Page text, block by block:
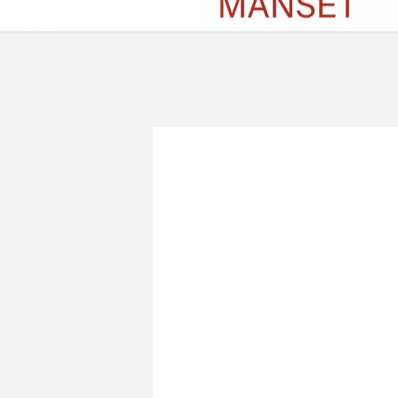
İletişim Çerez Politikası